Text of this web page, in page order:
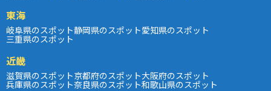
東海
岐阜県のスポット静岡県のスポット愛知県のスポット
三重県のスポット
近畿
滋賀県のスポット京都府のスポット大阪府のスポット
兵庫県のスポット奈良県のスポット和歌山県のスポット